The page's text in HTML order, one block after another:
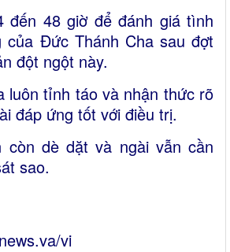
đến 48 giờ để đánh giá tình
của Đức Thánh Cha sau đợt
đột ngột này.
luôn tỉnh táo và nhận thức rõ
đáp ứng tốt với điều trị.
còn dè dặt và ngài vẫn cần
sao.
vi